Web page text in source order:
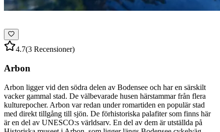
4.7(3 Recensioner)
Arbon
Arbon ligger vid den södra delen av Bodensee och har en särskilt
vacker gammal stad. De välbevarade husen härstammar från flera
kulturepocher. Arbon var redan under romartiden en populär stad
med direkt tillgång till sjön. De förhistoriska palafiter som finns här
är en del av UNESCO:s världsarv. En del av dem är utställda på